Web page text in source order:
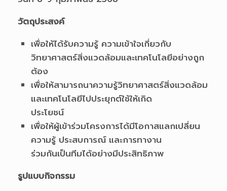
วัตถุประสงค์
เพื่อให้ได้รับความรู้ ความเข้าใจเกี่ยวกับ
วิทยาศาสตร์สิ่งแวดล้อมและเทคโนโลยีอย่างถูก
ต้อง
เพื่อให้สามารถนาความรู้วิทยาศาสตร์สิ่งแวดล้อม
และเทคโนโลยีไปประยุกต์ใช้ให้เกิด
ประโยชน์
เพื่อให้ผู้เข้าร่วมโครงการได้มีโอกาสแลกเปลี่ยน
ความรู้ ประสบการณ์ และการทางาน
ร่วมกันเป็นทีมได้อย่างมีประสิทธิภาพ
รูปแบบกิจกรรม